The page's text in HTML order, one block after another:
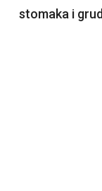
stomaka i